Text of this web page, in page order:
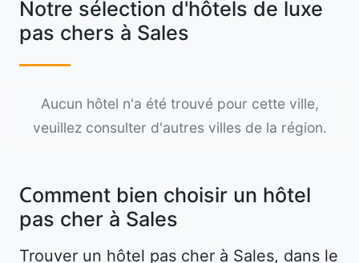
Notre sélection d'hôtels de luxe
pas chers à Sales
Aucun hôtel n'a été trouvé pour cette ville,
veuillez consulter d'autres villes de la région.
Comment bien choisir un hôtel
pas cher à Sales
Trouver un hôtel pas cher à Sales, dans le